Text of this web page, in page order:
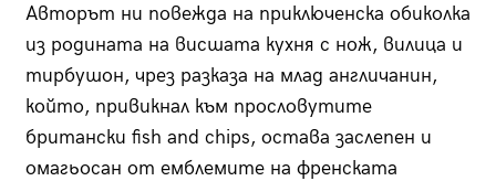
Авторът ни повежда на приключенска обиколка
из родината на висшата кухня с нож, вилица и
тирбушон, чрез разказа на млад англичанин,
който, привикнал към прословутите
британски fish and chips, остава заслепен и
омагьосан от емблемите на френската